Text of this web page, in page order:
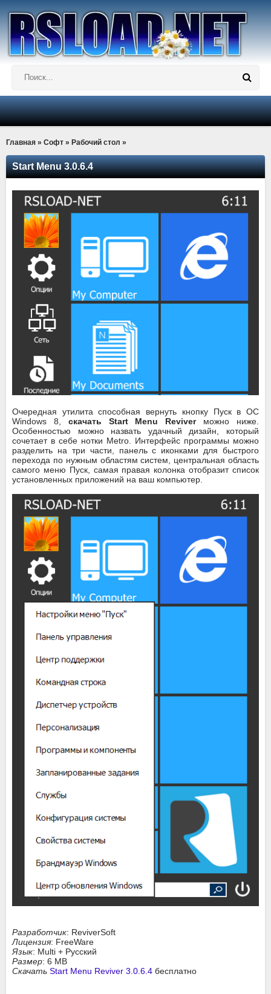
Главная » Софт » Рабочий стол »
Start Menu 3.0.6.4
Очередная утилита способная вернуть кнопку Пуск в ОС
Windows 8, скачать Start Menu Reviverможно ниже.
Особенностью можно назвать удачный дизайн, который
сочетает в себе нотки Metro. Интерфейс программы можно
разделить на три части, панель с иконками для быстрого
перехода по нужным областям систем, центральная область
самого меню Пуск, самая правая колонка отобразит список
установленных приложений на ваш компьютер.
Разработчик: ReviverSoft
Лицензия: FreeWare
Язык: Multi + Русский
Размер: 6 MB
Скачать Start Menu Reviver 3.0.6.4 бесплатно